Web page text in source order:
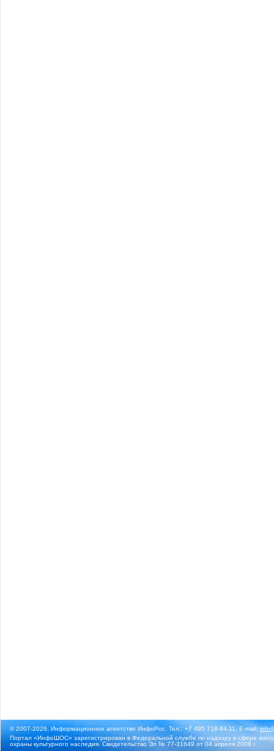
© 2007-2026, Информационное агентство ИнфоРос. Тел.: +7 495 718-84-11, E-mail:
Портал «ИнфоШОС» зарегистрирован в Федеральной службе по надзору в сфере
охраны культурного наследия. Свидетельство Эл № 77-31649 от 04 апреля 2008 г.